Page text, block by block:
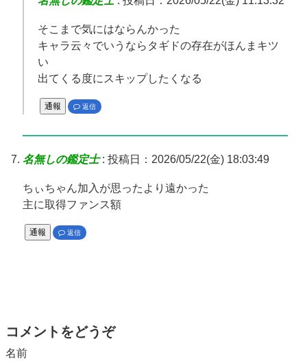
そこまで気にはならんかった
キャラ云々でいうならタギドの存在がほんまキツ
い
出てくる度にスキップしたくなる
通報 返信
名無しの鑑定士: 投稿日：2026/05/22(金) 18:03:49
ちぃちゃん加入が思ったより遠かった
主に取得ファンス額
通報 返信
コメントをどうぞ
名前